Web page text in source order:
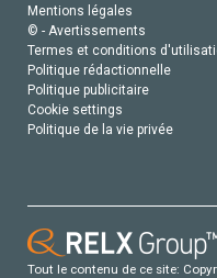
Mentions légales
© - Avertissements
Termes et conditions
Politique rédactionnelle
Politique publicitaire
Cookie settings
Politique de la vie privée
Tout le contenu de ce site: